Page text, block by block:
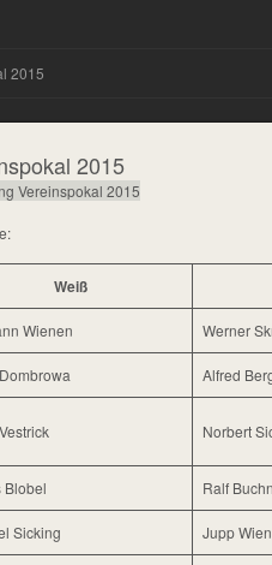
2015
2015
Vereinspokal 2015
Weiß
Wienen Werner
Alfred
Norbert
Blobel Ralf
Sicking Jupp